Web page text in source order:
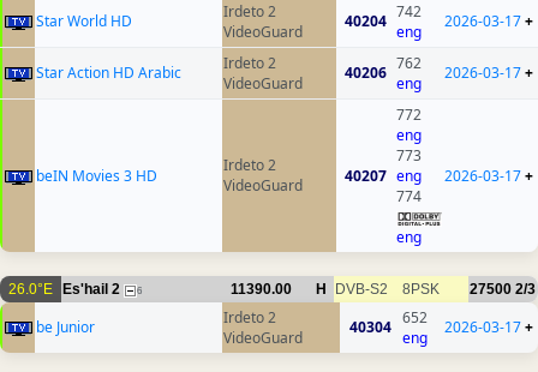
Star World HD
Irdeto 2
VideoGuard
40204 742
eng
2026-03-17+
Star Action HD Arabic
Irdeto 2
VideoGuard
40206 762
eng
2026-03-17+
beIN Movies 3 HD
Irdeto 2
VideoGuard
40207
772
eng
773
eng
774
eng
2026-03-17+
26.0°E Es'hail 2 6 11390.00 H DVB-S2 8PSK 27500 2/3
be Junior
Irdeto 2
VideoGuard
40304 652
eng
2026-03-17+